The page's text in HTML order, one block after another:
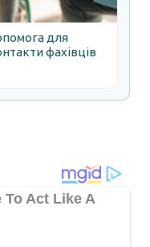
для
фахівців